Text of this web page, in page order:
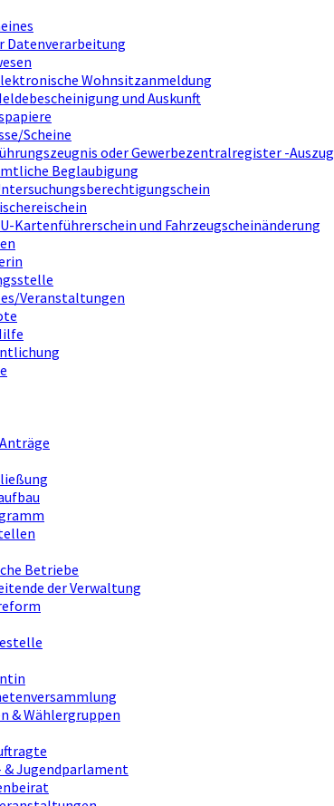
Datenverarbeitung
Wohnsitzanmeldung
und Auskunft
Scheine
oder Gewerbezentralregister -Auszug
Beglaubigung
Kartenführerschein und Fahrzeugscheinänderung
Veranstaltungen
Betriebe
der Verwaltung
& Wählergruppen
& Jugendparlament